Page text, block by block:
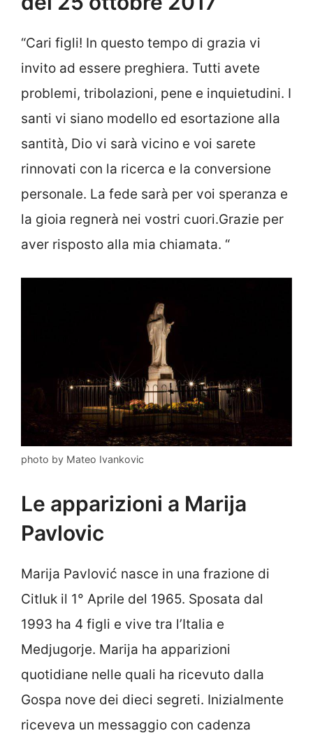
“Cari figli! In questo tempo di grazia vi
invito ad essere preghiera. Tutti avete
problemi, tribolazioni, pene e inquietudini. I
santi vi siano modello ed esortazione alla
santità, Dio vi sarà vicino e voi sarete
rinnovati con la ricerca e la conversione
personale. La fede sarà per voi speranza e
la gioia regnerà nei vostri cuori.Grazie per
aver risposto alla mia chiamata. “
photo by Mateo Ivankovic
Le apparizioni a Marija
Pavlovic
Marija Pavlović nasce in una frazione di
Citluk il 1° Aprile del 1965. Sposata dal
1993 ha 4 figli e vive tra l’Italia e
Medjugorje. Marija ha apparizioni
quotidiane nelle quali ha ricevuto dalla
Gospa nove dei dieci segreti. Inizialmente
riceveva un messaggio con cadenza